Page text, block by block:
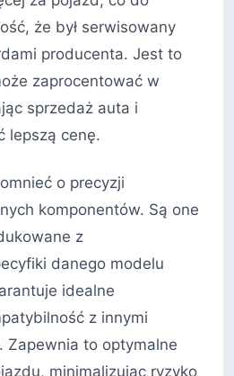
że był serwisowany
producenta. Jest to
zaprocentować w
sprzedaż auta i
lepszą cenę.
o precyzji
komponentów. Są one
z
danego modelu
idealne
z innymi
Zapewnia to optymalne
minimalizując ryzyko